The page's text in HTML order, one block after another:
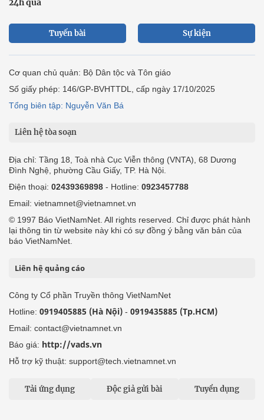
24h qua
Tuyến bài Sự kiện
Cơ quan chủ quản: Bộ Dân tộc và Tôn giáo
Số giấy phép: 146/GP-BVHTTDL, cấp ngày 17/10/2025
Tổng biên tập: Nguyễn Văn Bá
Liên hệ tòa soạn
Địa chỉ: Tầng 18, Toà nhà Cục Viễn thông (VNTA), 68 Dương
Đình Nghệ, phường Cầu Giấy, TP. Hà Nội.
Điện thoại: 02439369898 - Hotline: 0923457788
Email: vietnamnet@vietnamnet.vn
© 1997 Báo VietNamNet. All rights reserved. Chỉ được phát hành
lại thông tin từ website này khi có sự đồng ý bằng văn bản của
báo VietNamNet.
Liên hệ quảng cáo
Công ty Cổ phần Truyền thông VietNamNet
Hotline: 0919405885 (Hà Nội) - 0919435885 (Tp.HCM)
Email: contact@vietnamnet.vn
Báo giá: http://vads.vn
Hỗ trợ kỹ thuật: support@tech.vietnamnet.vn
Tải ứng dụng Độc giả gửi bài Tuyển dụng